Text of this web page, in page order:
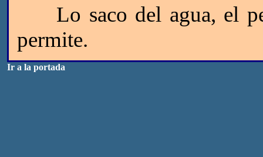
Lo saco del agua, el
permite.
Ir a la portada